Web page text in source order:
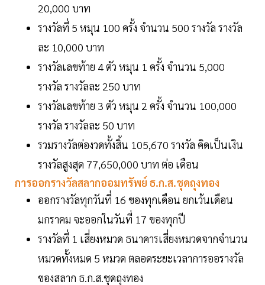
20,000 บาท
รางวัลที่ 5 หมุน 100 ครั้ง จำนวน 500 รางวัล รางวัล
ละ 10,000 บาท
รางวัลเลขท้าย 4 ตัว หมุน 1 ครั้ง จำนวน 5,000
รางวัล รางวัลละ 250 บาท
รางวัลเลขท้าย 3 ตัว หมุน 2 ครั้ง จำนวน 100,000
รางวัล รางวัลละ 50 บาท
รวมรางวัลต่องวดทั้งสิ้น 105,670 รางวัล คิดเป็นเงิน
รางวัลสูงสุด 77,650,000 บาท ต่อ เดือน
การออกรางวัลสลากออมทรัพย์ ธ.ก.ส.ชุดถุงทอง
ออกรางวัลทุกวันที่ 16 ของทุกเดือน ยกเว้นเดือน
มกราคม จะออกในวันที่ 17 ของทุกปี
รางวัลที่ 1 เสี่ยงหมวด ธนาคารเสี่ยงหมวดจากจำนวน
หมวดทั้งหมด 5 หมวด ตลอดระยะเวลาการออรางวัล
ของสลาก ธ.ก.ส.ชุดถุงทอง